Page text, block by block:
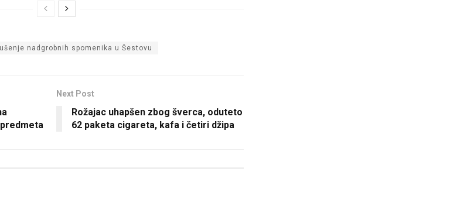
nadgrobnih spomenika u Šestovu
Next Post
Rožajac uhapšen zbog šverca, oduteto
62 paketa cigareta, kafa i četiri džipa